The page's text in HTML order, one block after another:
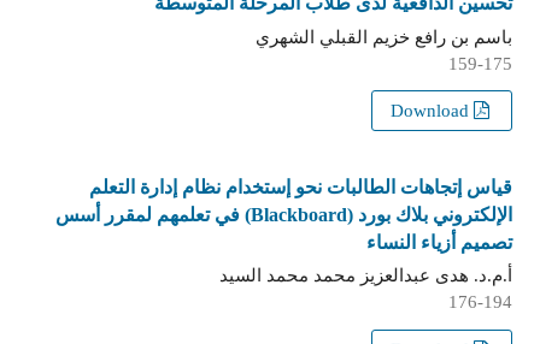
باسم بن رافع خزيم القبلي الشهري
159-175
Download
قياس إتجاهات الطالبات نحو إستخدام نظام إدارة التعلم
الإلكتروني بلاك بورد (Blackboard) في تعلمهم لمقرر أسس
تصميم أزياء النساء
أ.م.د. هدى عبدالعزيز محمد محمد السيد
176-194